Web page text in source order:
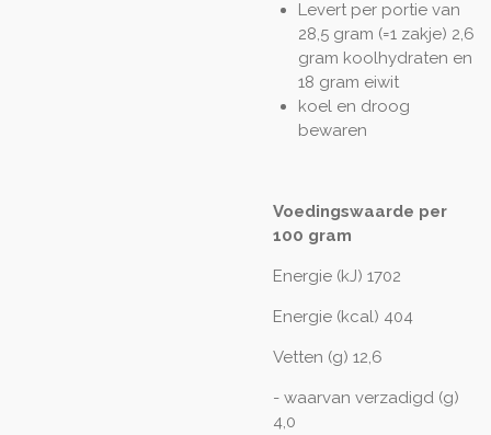
Levert per portie van
28,5 gram (=1 zakje) 2,6
gram koolhydraten en
18 gram eiwit
koel en droog
bewaren
Voedingswaarde per
100 gram
Energie (kJ) 1702
Energie (kcal) 404
Vetten (g) 12,6
- waarvan verzadigd (g)
4,0